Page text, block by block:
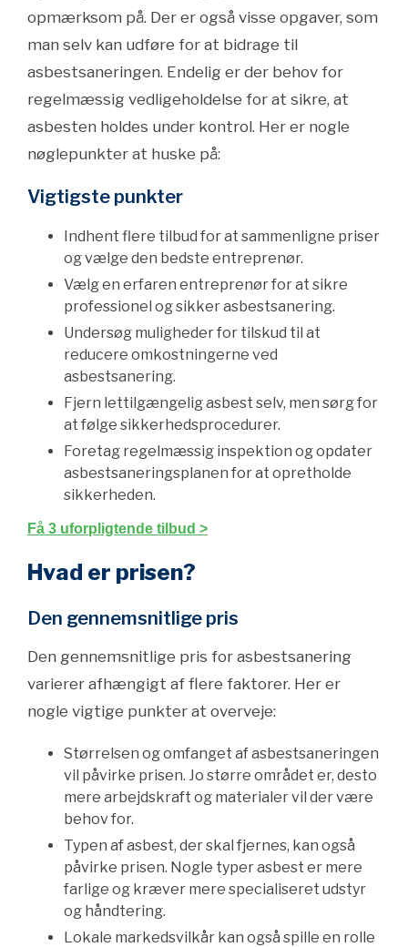
opmærksom på. Der er også visse opgaver, som
man selv kan udføre for at bidrage til
asbestsaneringen. Endelig er der behov for
regelmæssig vedligeholdelse for at sikre, at
asbesten holdes under kontrol. Her er nogle
nøglepunkter at huske på:
Vigtigste punkter
Indhent flere tilbud for at sammenligne priser
og vælge den bedste entreprenør.
Vælg en erfaren entreprenør for at sikre
professionel og sikker asbestsanering.
Undersøg muligheder for tilskud til at
reducere omkostningerne ved
asbestsanering.
Fjern lettilgængelig asbest selv, men sørg for
at følge sikkerhedsprocedurer.
Foretag regelmæssig inspektion og opdater
asbestsaneringsplanen for at opretholde
sikkerheden.
Få 3 uforpligtende tilbud >
Hvad er prisen?
Den gennemsnitlige pris
Den gennemsnitlige pris for asbestsanering
varierer afhængigt af flere faktorer. Her er
nogle vigtige punkter at overveje:
Størrelsen og omfanget af asbestsaneringen
vil påvirke prisen. Jo større området er, desto
mere arbejdskraft og materialer vil der være
behov for.
Typen af asbest, der skal fjernes, kan også
påvirke prisen. Nogle typer asbest er mere
farlige og kræver mere specialiseret udstyr
og håndtering.
Lokale markedsvilkår kan også spille en rolle